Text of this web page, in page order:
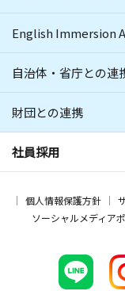
English Immersion
自治体・省庁との連
財団との連携
社員採用
個人情報保護方針
ソーシャルメディア